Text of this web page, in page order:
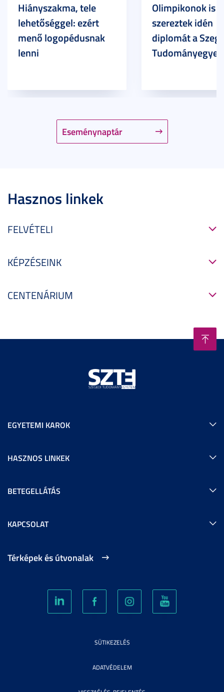
Eseménynaptár
Hiányszakma, tele
lehetőséggel: ezért
menő logopédusnak
lenni
Olimpikonok is
szereztek idén
diplomát a
Hasznos linkek
FELVÉTELI
KÉPZÉSEINK
CENTENÁRIUM
EGYETEMI KAROK
HASZNOS LINKEK
BETEGELLÁTÁS
KAPCSOLAT
Térképek és útvonalak
SÜTIKEZELÉS
ADATVÉDELEM